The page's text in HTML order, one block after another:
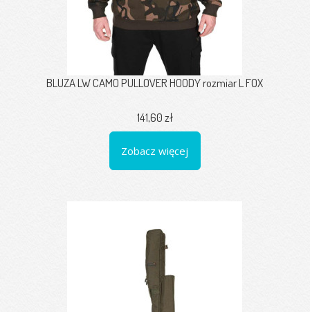
BLUZA LW CAMO PULLOVER HOODY rozmiar L FOX
141,60 zł
Zobacz więcej